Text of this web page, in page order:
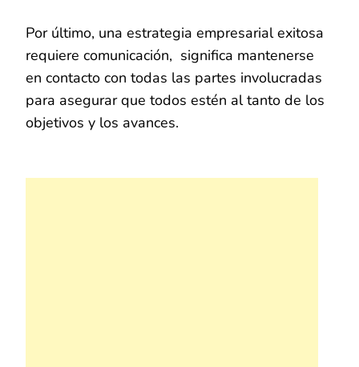
Por último, una estrategia empresarial exitosa
requiere comunicación, significa mantenerse
en contacto con todas las partes involucradas
para asegurar que todos estén al tanto de los
objetivos y los avances.